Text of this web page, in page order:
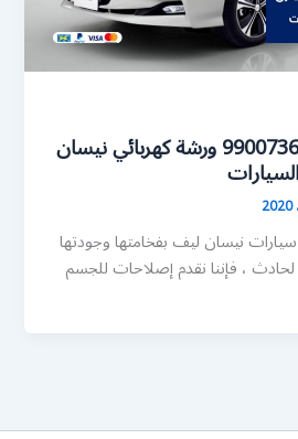
كراج نيسان ليف 99007366 ورشة كهربائي نيسان
نيسان ليف بفخامتها وجودتها
، فإننا نقدم إصلاحات للجسم